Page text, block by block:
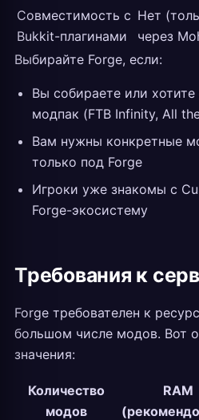
Совместимость с
Bukkit-плагинами
Нет
через
Выбирайте Forge, если:
Вы собираете или хотите
модпак (FTB Infinity, All
Вам нужны конкретные
только под Forge
Игроки уже знакомы с
Forge-экосистему
Требования к
Forge требователен к
большом числе модов. Вот
значения:
Количество
модов
RAM